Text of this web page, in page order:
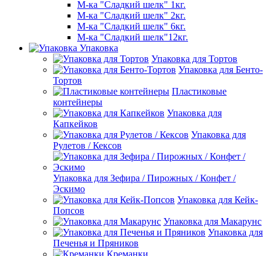
М-ка "Сладкий шелк" 1кг.
М-ка "Сладкий шелк" 2кг.
М-ка "Сладкий шелк" 6кг.
М-ка "Сладкий шелк"12кг.
Упаковка
Упаковка для Тортов
Упаковка для Бенто-
Тортов
Пластиковые
контейнеры
Упаковка для
Капкейков
Упаковка для
Рулетов / Кексов
Упаковка для Зефира / Пирожных / Конфет /
Эскимо
Упаковка для Кейк-
Попсов
Упаковка для Макарунс
Упаковка для
Печенья и Пряников
Креманки